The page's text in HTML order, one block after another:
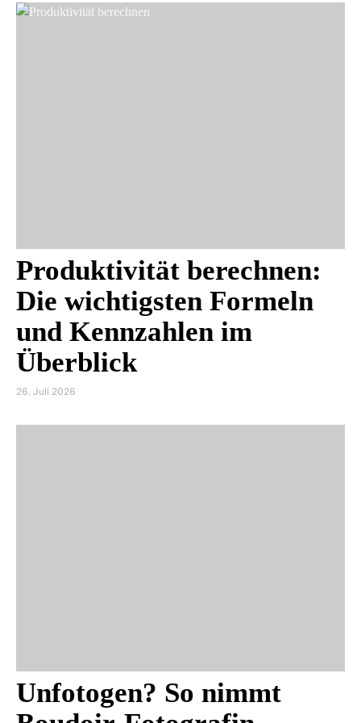
Produktivität berechnen:
Die wichtigsten Formeln
und Kennzahlen im
Überblick
26. Juli 2026
Unfotogen? So nimmt